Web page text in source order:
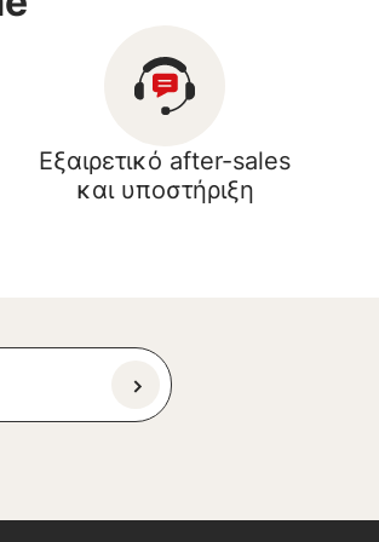
Εξαιρετικό after-sales
και υποστήριξη